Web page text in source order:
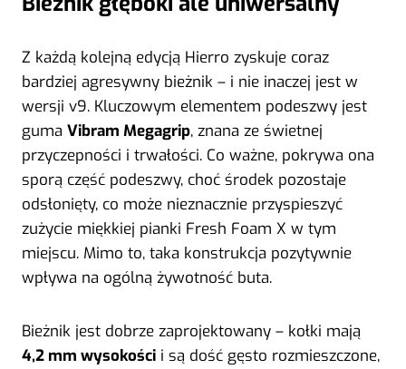
Z każdą kolejną edycją Hierro zyskuje coraz
bardziej agresywny bieżnik – i nie inaczej jest w
wersji v9. Kluczowym elementem podeszwy jest
guma Vibram Megagrip, znana ze świetnej
przyczepności i trwałości. Co ważne, pokrywa ona
sporą część podeszwy, choć środek pozostaje
odsłonięty, co może nieznacznie przyspieszyć
zużycie miękkiej pianki Fresh Foam X w tym
miejscu. Mimo to, taka konstrukcja pozytywnie
wpływa na ogólną żywotność buta.
Bieżnik jest dobrze zaprojektowany – kołki mają
4,2 mm wysokości i są dość gęsto rozmieszczone,